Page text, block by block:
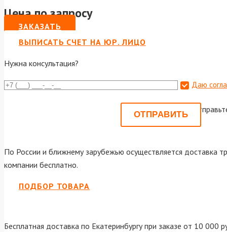
Цена по запросу
ЗАКАЗАТЬ
ВЫПИСАТЬ СЧЕТ НА ЮР. ЛИЦО
Нужна консультация?
Даю
Или
По России и ближнему зарубежью осуществляется доставка
компании бесплатно.
ПОДБОР ТОВАРА
Бесплатная доставка по Екатеринбургу при заказе от 10 000